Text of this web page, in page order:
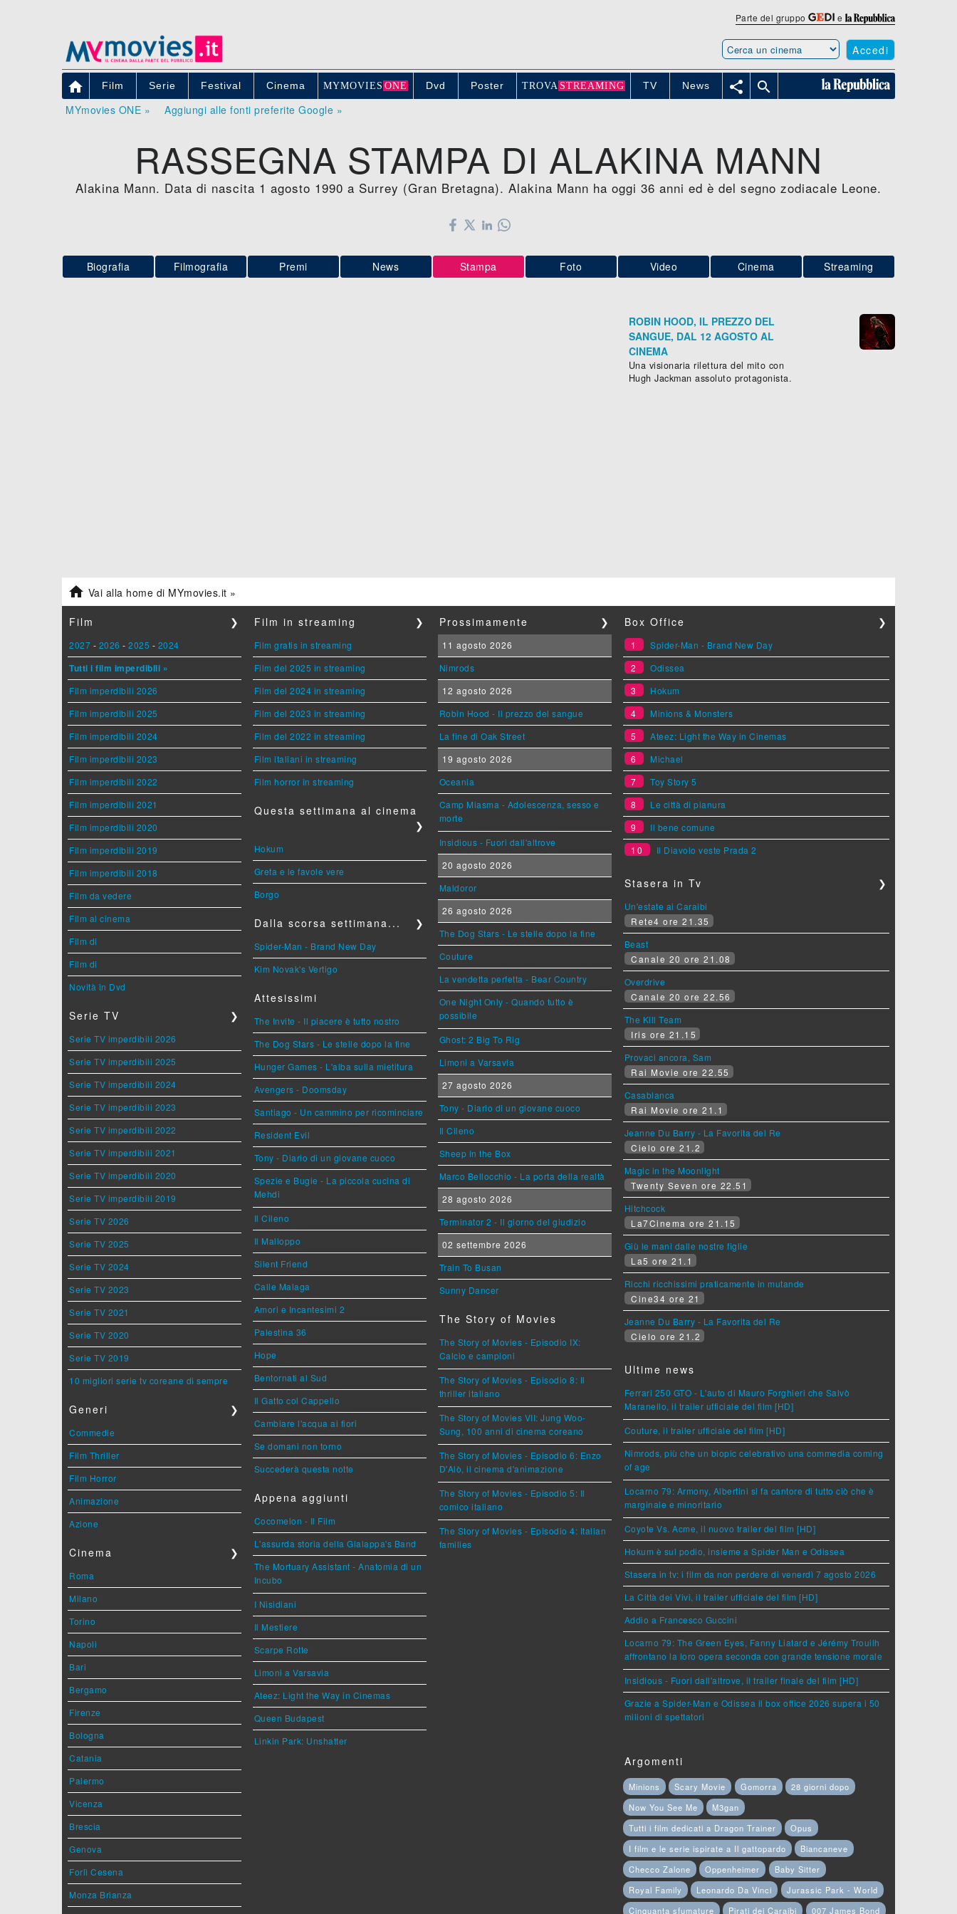
Parte del gruppo e
Accedi
 Film Serie Festival Cinema MYMOVIE S ONE Dvd Poster TROVA STREAMING TV News  
MYmovies ONE » Aggiungi alle fonti preferite Google »
RASSEGNA STAMPA DI ALAKINA MANN
Alakina Mann. Data di nascita 1 agosto 1990 a Surrey (Gran Bretagna). Alakina Mann ha oggi 36 anni ed è del segno zodiacale Leone.
Biografia Filmografia Premi News Stampa Foto Video Cinema Streaming
ROBIN HOOD, IL PREZZO DEL
SANGUE, DAL 12 AGOSTO AL
CINEMA
Una visionaria rilettura del mito con
Hugh Jackman assoluto protagonista.
 Vai alla home di MYmovies.it »
Film ❯
2027 - 2026 - 2025 - 2024
Tutti i film imperdibili »
Film imperdibili 2026
Film imperdibili 2025
Film imperdibili 2024
Film imperdibili 2023
Film imperdibili 2022
Film imperdibili 2021
Film imperdibili 2020
Film imperdibili 2019
Film imperdibili 2018
Film da vedere
Film al cinema
Film di
Film di
Novità in Dvd
Serie TV ❯
Serie TV imperdibili 2026
Serie TV imperdibili 2025
Serie TV imperdibili 2024
Serie TV imperdibili 2023
Serie TV imperdibili 2022
Serie TV imperdibili 2021
Serie TV imperdibili 2020
Serie TV imperdibili 2019
Serie TV 2026
Serie TV 2025
Serie TV 2024
Serie TV 2023
Serie TV 2021
Serie TV 2020
Serie TV 2019
10 migliori serie tv coreane di sempre
Generi ❯
Commedie
Film Thriller
Film Horror
Animazione
Azione
Cinema ❯
Roma
Milano
Torino
Napoli
Bari
Bergamo
Firenze
Bologna
Catania
Palermo
Vicenza
Brescia
Genova
Forlì Cesena
Monza Brianza
Film in streaming ❯
Film gratis in streaming
Film del 2025 in streaming
Film del 2024 in streaming
Film del 2023 in streaming
Film del 2022 in streaming
Film italiani in streaming
Film horror in streaming
Questa settimana al cinema
❯
Hokum
Greta e le favole vere
Borgo
Dalla scorsa settimana... ❯
Spider-Man - Brand New Day
Kim Novak's Vertigo
Attesissimi
The Invite - Il piacere è tutto nostro
The Dog Stars - Le stelle dopo la fine
Hunger Games - L'alba sulla mietitura
Avengers - Doomsday
Santiago - Un cammino per ricominciare
Resident Evil
Tony - Diario di un giovane cuoco
Spezie e Bugie - La piccola cucina di
Mehdi
Il Cileno
Il Malloppo
Silent Friend
Calle Malaga
Amori e Incantesimi 2
Palestina 36
Hope
Bentornati al Sud
Il Gatto col Cappello
Cambiare l'acqua ai fiori
Se domani non torno
Succederà questa notte
Appena aggiunti
Cocomelon - Il Film
L'assurda storia della Gialappa's Band
The Mortuary Assistant - Anatomia di un
Incubo
I Nisidiani
Il Mestiere
Scarpe Rotte
Limoni a Varsavia
Ateez: Light the Way in Cinemas
Queen Budapest
Linkin Park: Unshatter
Prossimamente ❯
11 agosto 2026
Nimrods
12 agosto 2026
Robin Hood - Il prezzo del sangue
La fine di Oak Street
19 agosto 2026
Oceania
Camp Miasma - Adolescenza, sesso e
morte
Insidious - Fuori dall'altrove
20 agosto 2026
Maldoror
26 agosto 2026
The Dog Stars - Le stelle dopo la fine
Couture
La vendetta perfetta - Bear Country
One Night Only - Quando tutto è
possibile
Ghost: 2 Big To Rig
Limoni a Varsavia
27 agosto 2026
Tony - Diario di un giovane cuoco
Il Cileno
Sheep in the Box
Marco Bellocchio - La porta della realtà
28 agosto 2026
Terminator 2 - Il giorno del giudizio
02 settembre 2026
Train To Busan
Sunny Dancer
The Story of Movies
The Story of Movies - Episodio IX:
Calcio e campioni
The Story of Movies - Episodio 8: Il
thriller italiano
The Story of Movies VII: Jung Woo-
Sung, 100 anni di cinema coreano
The Story of Movies - Episodio 6: Enzo
D'Alò, il cinema d'animazione
The Story of Movies - Episodio 5: Il
comico italiano
The Story of Movies - Episodio 4: Italian
families
Box Office ❯
1
Spider-Man - Brand New Day
2
Odissea
3
Hokum
4
Minions & Monsters
5
Ateez: Light the Way in Cinemas
6
Michael
7
Toy Story 5
8
Le città di pianura
9
Il bene comune
10
Il Diavolo veste Prada 2
Stasera in Tv ❯
Un'estate ai Caraibi
Rete4 ore 21.35
Beast
Canale 20 ore 21.08
Overdrive
Canale 20 ore 22.56
The Kill Team
Iris ore 21.15
Provaci ancora, Sam
Rai Movie ore 22.55
Casablanca
Rai Movie ore 21.1
Jeanne Du Barry - La Favorita del Re
Cielo ore 21.2
Magic in the Moonlight
Twenty Seven ore 22.51
Hitchcock
La7Cinema ore 21.15
Giù le mani dalle nostre figlie
La5 ore 21.1
Ricchi ricchissimi praticamente in mutande
Cine34 ore 21
Jeanne Du Barry - La Favorita del Re
Cielo ore 21.2
Ultime news
Ferrari 250 GTO - L'auto di Mauro Forghieri che Salvò
Maranello, il trailer ufficiale del film [HD]
Couture, il trailer ufficiale del film [HD]
Nimrods, più che un biopic celebrativo una commedia coming
of age
Locarno 79: Armony, Albertini si fa cantore di tutto ciò che è
marginale e minoritario
Coyote Vs. Acme, il nuovo trailer del film [HD]
Hokum è sul podio, insieme a Spider Man e Odissea
Stasera in tv: i film da non perdere di venerdì 7 agosto 2026
La Città dei Vivi, il trailer ufficiale del film [HD]
Addio a Francesco Guccini
Locarno 79: The Green Eyes, Fanny Liatard e Jérémy Trouilh
affrontano la loro opera seconda con grande tensione morale
Insidious - Fuori dall'altrove, il trailer finale del film [HD]
Grazie a Spider-Man e Odissea il box office 2026 supera i 50
milioni di spettatori
Argomenti
Minions Scary Movie Gomorra
28 giorni dopo
Now You See Me
M3gan
Tutti i film dedicati a Dragon Trainer
Opus
I film e le serie ispirate a Il gattopardo
Biancaneve
Checco Zalone
Oppenheimer
Baby Sitter
Royal Family
Leonardo Da Vinci
Jurassic Park - World
Cinquanta sfumature
Pirati dei Caraibi 007 James Bond